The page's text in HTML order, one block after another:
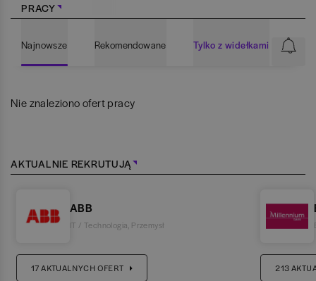
PRACY
Najnowsze Rekomendowane Tylko z widełkami
Nie znaleziono ofert pracy
AKTUALNIE REKRUTUJĄ
ABB
IT / Technologia Przemysł
17AKTUALNYCH OFERT 213